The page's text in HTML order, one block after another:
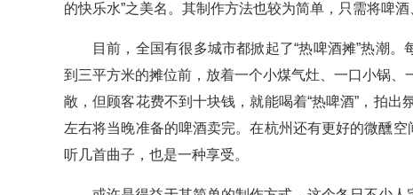
的快乐水”之美名。其制作方法也较为简单，只需将啤
目前，全国有很多城市都掀起了“热啤酒摊”热潮
到三平方米的摊位前，放着一个小煤气灶、一口小锅
敞，但顾客花费不到十块钱，就能喝着“热啤酒”，拍
左右将当晚准备的啤酒卖完。在杭州还有更好的微醺
听几首曲子，也是一种享受。